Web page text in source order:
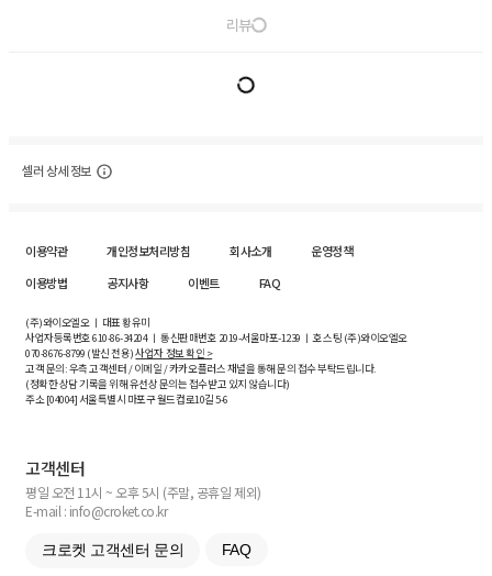
리뷰
셀러 상세 정보
이용약관 개인정보처리방침 회사소개
운영정책
이용방법
공지사항 이벤트 FAQ
(주)와이오엘오 ㅣ 대표 황유미
사업자등록번호610-86-34204ㅣ 통신판매번호 2019-서울마포-1239 ㅣ 호스팅 (주)와이오엘오
070-8676-8799 (발신 전용)사업자 정보 확인 >
고객 문의: 우측 고객센터 / 이메일 / 카카오플러스 채널을 통해 문의 접수 부탁드립니다.
(정확한 상담 기록을 위해 유선상 문의는 접수받고 있지 않습니다)
주소 [04004] 서울특별시 마포구 월드컵로10길5-6
고객센터
평일 오전 11시 ~ 오후 5시 (주말, 공휴일 제외)
E-mail : info@croket.co.kr
크로켓 고객센터 문의 FAQ